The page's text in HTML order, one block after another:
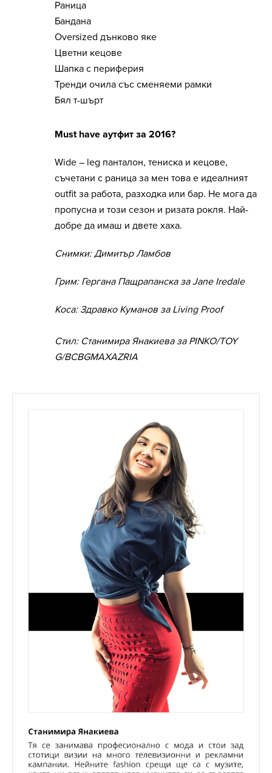
Раница
Бандана
Oversized дънково яке
Цветни кецове
Шапка с периферия
Тренди очила със сменяеми рамки
Бял т-шърт
Must have аутфит за 2016?
Wide – leg панталон, тениска и кецове,
съчетани с раница за мен това е идеалният
outfit за работа, разходка или бар. Не мога да
пропусна и този сезон и ризата рокля. Най-
добре да имаш и двете хаха.
Снимки: Димитър Ламбов
Грим: Гергана Пащрапанска за Jane Iredale
Коса: Здравко Куманов за Living Proof
Стил: Станимира Янакиева за PINKO/TOY
G/BCBGMAXAZRIA